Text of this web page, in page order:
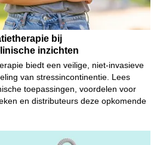
bij
inzichten
biedt een veilige, niet-invasieve
van stressincontinentie. Lees
toepassingen, voordelen voor
en distributeurs deze opkomende